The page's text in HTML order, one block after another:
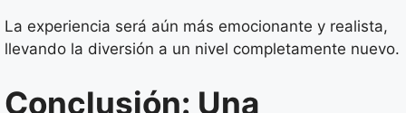
La experiencia será aún más emocionante y realista,
llevando la diversión a un nivel completamente nuevo.
Conclusión: Una